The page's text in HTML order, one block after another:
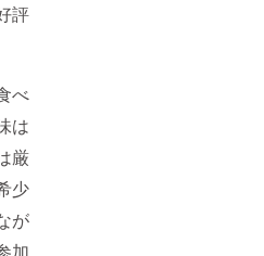
評
べ
は
厳
少
が